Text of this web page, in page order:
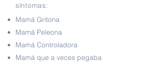
síntomas:
Mamá Gritona
Mamá Peleona
Mamá Controladora
Mamá que a veces pegaba